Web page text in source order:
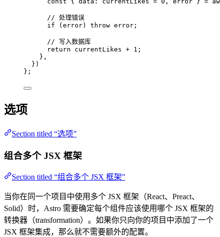
// 处理错误
if
(error) throw error ;
// 写入数据库
return currentLikes + 1 ;
},
} )
} ;
选项
Section titled “选项”
组合多个 JSX 框架
Section titled “组合多个 JSX 框架”
当你在同一个项目中使用多个 JSX 框架（React、Preact、
Solid）时，Astro 需要确定每个组件应该使用哪个 JSX 框架的
转换器（transformation）。如果你只向你的项目中添加了一个
JSX 框架集成，那么就不需要额外的配置。